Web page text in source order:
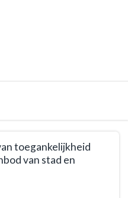
toegankelijkheid
van stad en